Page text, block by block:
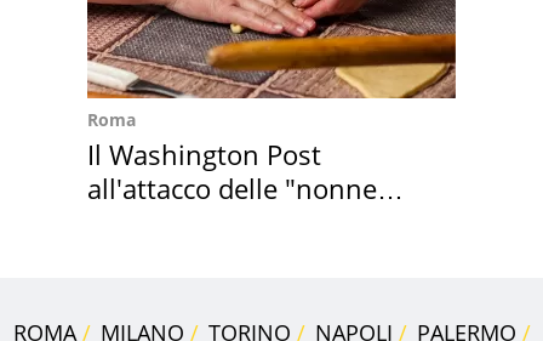
Roma
Il Washington Post
all'attacco delle "nonne
ROMA MILANO TORINO NAPOLI
PALERMO